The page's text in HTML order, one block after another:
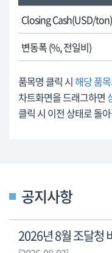
다.
금
속
거
래
소
국
제
가
속
거
래
소
국
Closing Cash(USD/ton)
변동폭 (%, 전일비)
품목명 클릭 시해당 품
차트화면을 드래그하면
클릭 시 이전 상태로 돌
공지사항
2026년 8월 조달청